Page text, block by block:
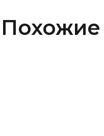
Похожие